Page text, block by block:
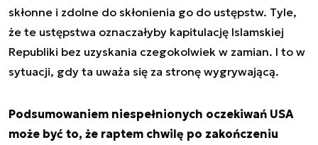
skłonne i zdolne do skłonienia go do ustępstw. Tyle,
że te ustępstwa oznaczałyby kapitulację Islamskiej
Republiki bez uzyskania czegokolwiek w zamian. I to w
sytuacji, gdy ta uważa się za stronę wygrywającą.
Podsumowaniem niespełnionych oczekiwań USA
może być to, że raptem chwilę po zakończeniu